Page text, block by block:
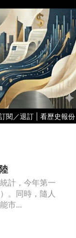
閱／退訂 看歷史報份
計，今年第一
。同時，隨人
市...